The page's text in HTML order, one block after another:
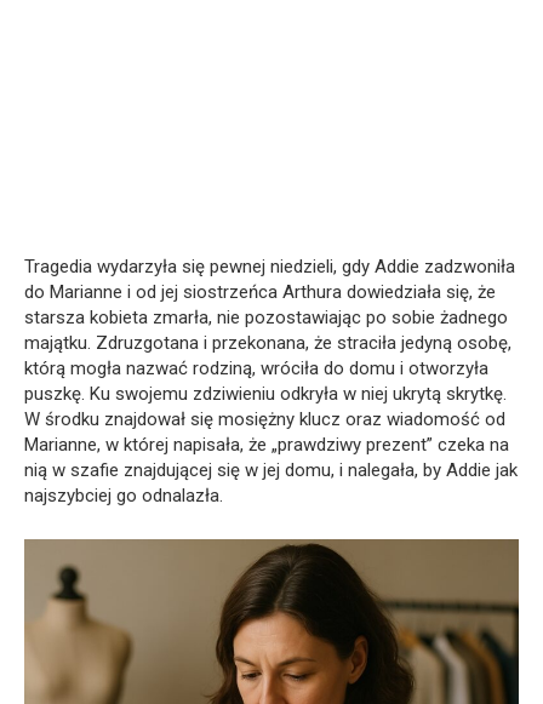
Tragedia wydarzyła się pewnej niedzieli, gdy Addie zadzwoniła
do Marianne i od jej siostrzeńca Arthura dowiedziała się, że
starsza kobieta zmarła, nie pozostawiając po sobie żadnego
majątku. Zdruzgotana i przekonana, że straciła jedyną osobę,
którą mogła nazwać rodziną, wróciła do domu i otworzyła
puszkę. Ku swojemu zdziwieniu odkryła w niej ukrytą skrytkę.
W środku znajdował się mosiężny klucz oraz wiadomość od
Marianne, w której napisała, że „prawdziwy prezent” czeka na
nią w szafie znajdującej się w jej domu, i nalegała, by Addie jak
najszybciej go odnalazła.